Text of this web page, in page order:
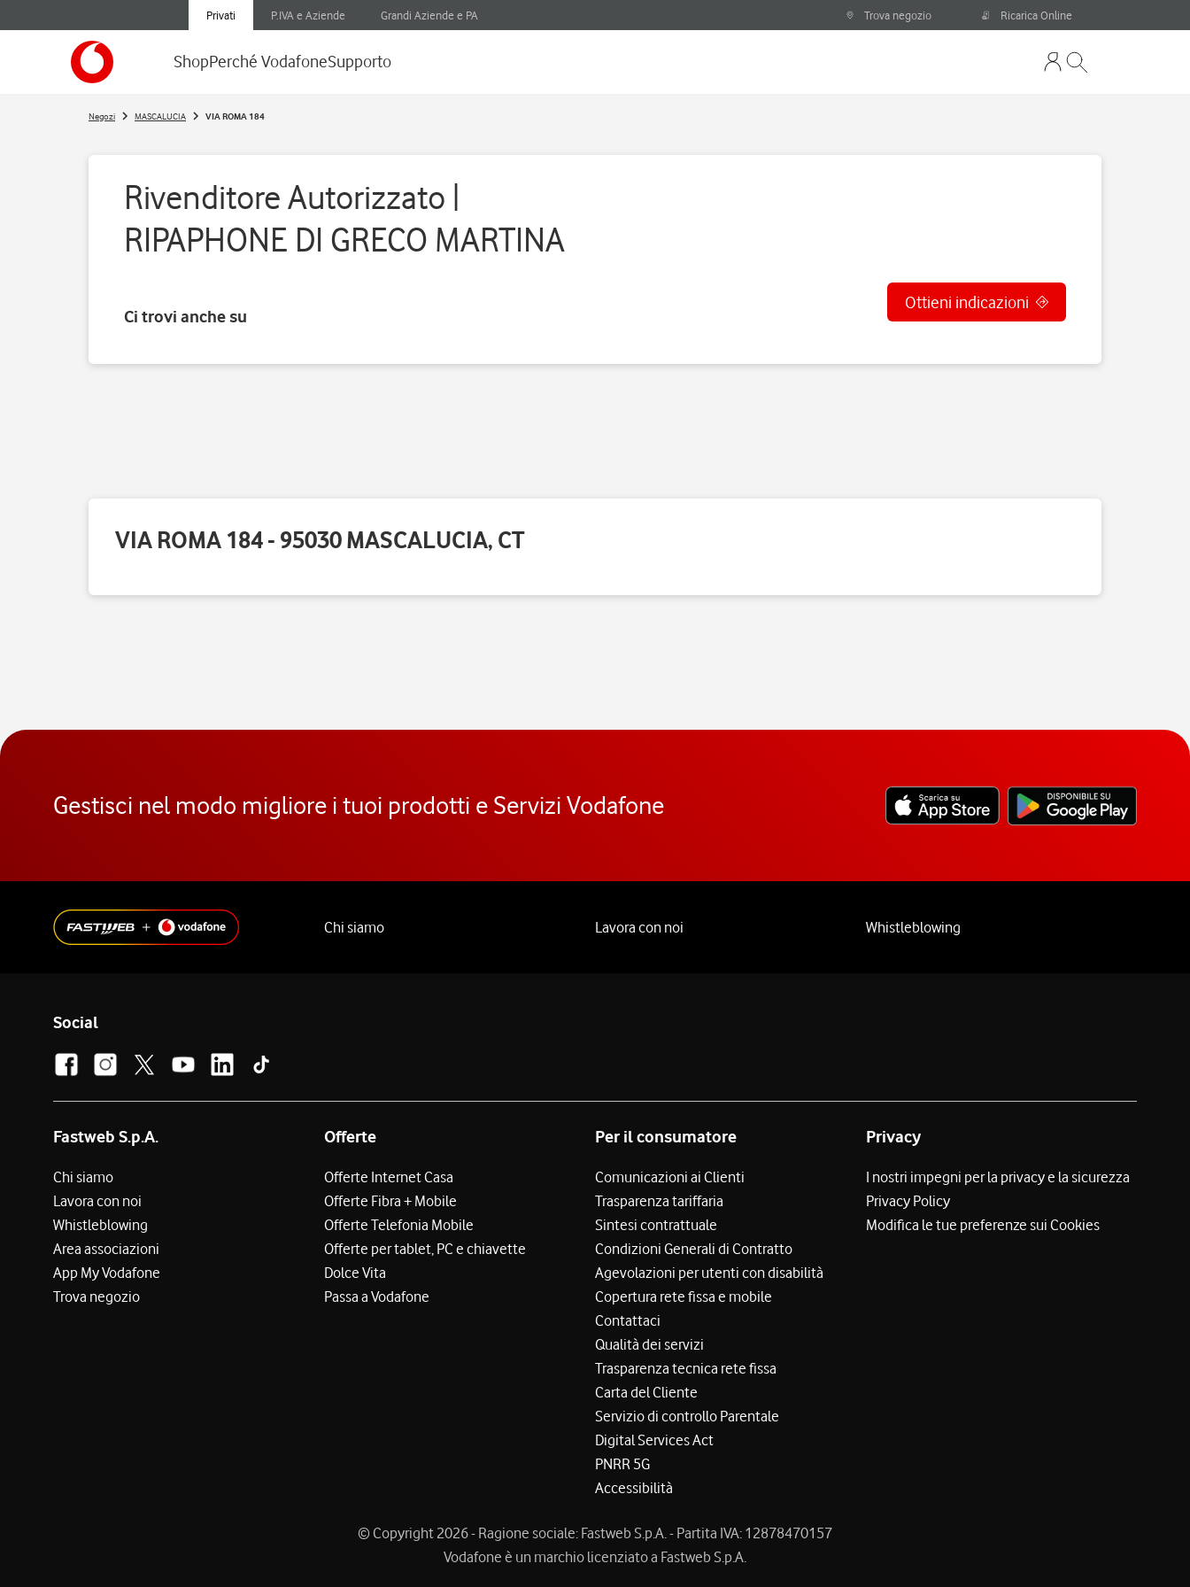
Privati P.IVA e Aziende Grandi Aziende e PA Trova negozio Ricarica Online
ShopPerché VodafoneSupporto
Negozi MASCALUCIA VIA ROMA 184
Rivenditore Autorizzato |
RIPAPHONE DI GRECO MARTINA
Ci trovi anche su
Ottieni indicazioni
VIA ROMA 184 - 95030 MASCALUCIA, CT
Gestisci nel modo migliore i tuoi prodotti e Servizi Vodafone
Chi siamo Lavora con noi Whistleblowing
Social
Fastweb S.p.A.
Chi siamo
Lavora con noi
Whistleblowing
Area associazioni
App My Vodafone
Trova negozio
Offerte
Offerte Internet Casa
Offerte Fibra + Mobile
Offerte Telefonia Mobile
Offerte per tablet, PC e chiavette
Dolce Vita
Passa a Vodafone
Per il consumatore
Comunicazioni ai Clienti
Trasparenza tariffaria
Sintesi contrattuale
Condizioni Generali di Contratto
Agevolazioni per utenti con disabilità
Copertura rete fissa e mobile
Contattaci
Qualità dei servizi
Trasparenza tecnica rete fissa
Carta del Cliente
Servizio di controllo Parentale
Digital Services Act
PNRR 5G
Accessibilità
Privacy
I nostri impegni per la privacy e la sicurezza
Privacy Policy
Modifica le tue preferenze sui Cookies
© Copyright 2026 - Ragione sociale: Fastweb S.p.A. - Partita IVA: 12878470157
Vodafone è un marchio licenziato a Fastweb S.p.A.